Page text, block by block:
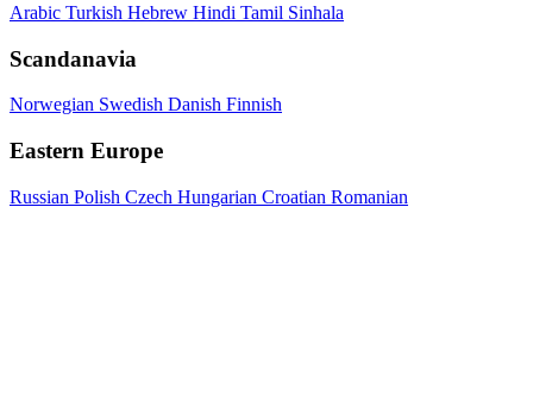
Arabic Turkish Hebrew Hindi Tamil Sinhala
Scandanavia
Norwegian Swedish Danish Finnish
Eastern Europe
Russian Polish Czech Hungarian Croatian Romanian